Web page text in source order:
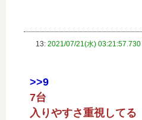
13: 2021/07/21(水) 03:21:57.730
>>9
7台
入りやすさ重視してる